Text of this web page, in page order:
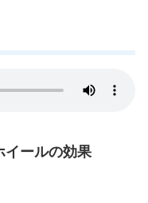
イールの効果